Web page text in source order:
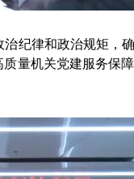
纪律和政治规矩，
量机关党建服务保